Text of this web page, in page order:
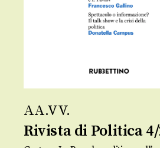
AA.VV.
Rivista di Politica